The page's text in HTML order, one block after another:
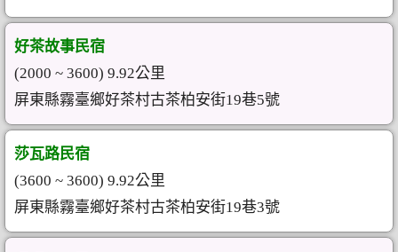
好茶故事民宿
(2000 ~ 3600) 9.92公里
屏東縣霧臺鄉好茶村古茶柏安街19巷5號
莎瓦路民宿
(3600 ~ 3600) 9.92公里
屏東縣霧臺鄉好茶村古茶柏安街19巷3號